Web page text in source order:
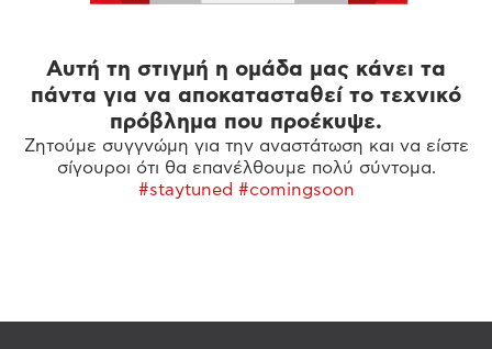
Αυτή τη στιγμή η ομάδα μας κάνει τα
πάντα για να αποκατασταθεί το τεχνικό
πρόβλημα που προέκυψε.
Ζητούμε συγγνώμη για την αναστάτωση και να είστε
σίγουροι ότι θα επανέλθουμε πολύ σύντομα.
#staytuned #comingsoon